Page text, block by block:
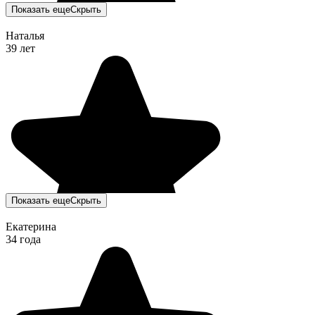
Показать ещеСкрыть
Наталья
39 лет
Показать ещеСкрыть
Екатерина
34 года